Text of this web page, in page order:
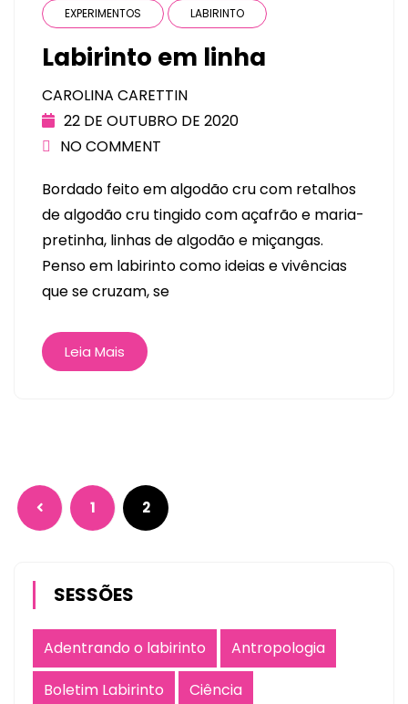
EXPERIMENTOS LABIRINTO
Labirinto em linha
CAROLINA CARETTIN
22 DE OUTUBRO DE 2020
NO COMMENT
Bordado feito em algodão cru com retalhos
de algodão cru tingido com açafrão e maria-
pretinha, linhas de algodão e miçangas.
Penso em labirinto como ideias e vivências
que se cruzam, se
Leia Mais
1 2
SESSÕES
Adentrando o labirinto
Antropologia
Boletim Labirinto
Ciência